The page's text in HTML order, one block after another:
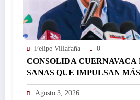
Felipe Villafaña 0
CONSOLIDA CUERNAVACA
SANAS QUE IMPULSAN MÁS
INVERSIÓN Y
DESARROLLO DE LA
Agosto 3, 2026